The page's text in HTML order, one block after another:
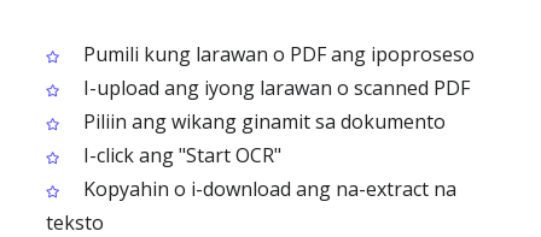
Pumili kung larawan o PDF ang ipoproseso
I-upload ang iyong larawan o scanned PDF
Piliin ang wikang ginamit sa dokumento
I-click ang "Start OCR"
Kopyahin o i-download ang na-extract na
teksto